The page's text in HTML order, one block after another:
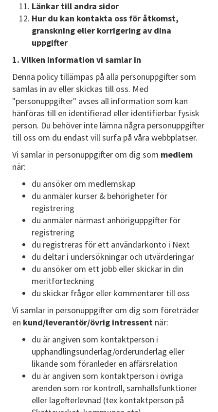
Länkar till andra sidor
Hur du kan kontakta oss för åtkomst,
granskning eller korrigering av dina
uppgifter
1. Vilken information vi samlar in
Denna policy tillämpas på alla personuppgifter som
samlas in av eller skickas till oss. Med
"personuppgifter" avses all information som kan
hänföras till en identifierad eller identifierbar fysisk
person. Du behöver inte lämna några personuppgifter
till oss om du endast vill surfa på våra webbplatser.
Vi samlar in personuppgifter om dig som medlem
när:
du ansöker om medlemskap
du anmäler kurser & behörigheter för
registrering
du anmäler närmast anhöriguppgifter för
registrering
du registreras för ett användarkonto i Next
du deltar i undersökningar och utvärderingar
du ansöker om ett jobb eller skickar in din
meritförteckning
du skickar frågor eller kommentarer till oss
Vi samlar in personuppgifter om dig som företräder
en kund/leverantör/övrig intressent när:
du är angiven som kontaktperson i
upphandlingsunderlag/orderunderlag eller
likande som föranleder en affärsrelation
du är angiven som kontaktperson i övriga
ärenden som rör kontroll, samhällsfunktioner
eller lagefterlevnad (tex kontaktperson på